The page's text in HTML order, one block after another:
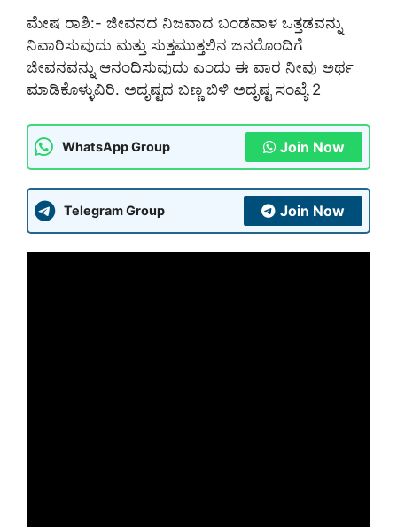
ಮೇಷ ರಾಶಿ:- ಜೀವನದ ನಿಜವಾದ ಬಂಡವಾಳ ಒತ್ತಡವನ್ನು
ನಿವಾರಿಸುವುದು ಮತ್ತು ಸುತ್ತಮುತ್ತಲಿನ ಜನರೊಂದಿಗೆ
ಜೀವನವನ್ನು ಆನಂದಿಸುವುದು ಎಂದು ಈ ವಾರ ನೀವು ಅರ್ಥ
ಮಾಡಿಕೊಳ್ಳುವಿರಿ. ಅದೃಷ್ಟದ ಬಣ್ಣ ಬಿಳಿ ಅದೃಷ್ಟ ಸಂಖ್ಯೆ 2
WhatsApp Group Join Now
Telegram Group Join Now